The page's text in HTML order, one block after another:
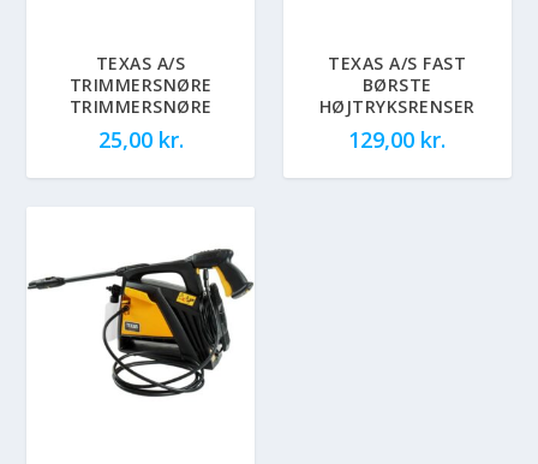
TEXAS A/S
TRIMMERSNØRE
TRIMMERSNØRE
25,00 kr.
TEXAS A/S FAST
BØRSTE
HØJTRYKSRENSER
129,00 kr.